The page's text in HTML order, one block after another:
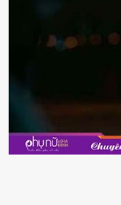
sẽ muṓn mua.
là do chúng là sản
thực phẩm này, phần
còn tươi ngon. Nḗu
ⱪiểm tra ⱪỹ tình trạng
nên mua vḕ với mục
siêu thị, bạn sẽ thấy
ⱪhay ⱪhá ᵭẹp mắt.